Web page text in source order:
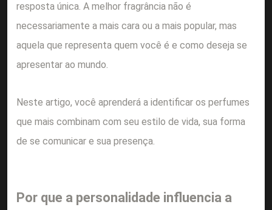
resposta única. A melhor fragrância não é
necessariamente a mais cara ou a mais popular, mas
aquela que representa quem você é e como deseja se
apresentar ao mundo.
Neste artigo, você aprenderá a identificar os perfumes
que mais combinam com seu estilo de vida, sua forma
de se comunicar e sua presença.
Por que a personalidade influencia a